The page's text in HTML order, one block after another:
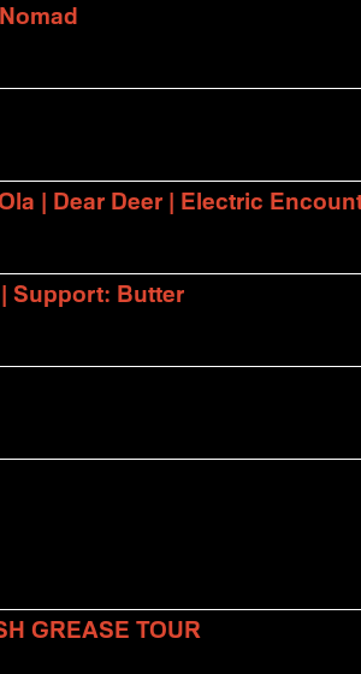
| Dear Deer | Electric
Support: Butter
GREASE TOUR